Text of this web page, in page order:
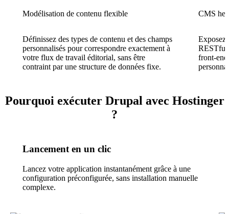
Modélisation de contenu flexible
Définissez des types de contenu et des champs
personnalisés pour correspondre exactement à
votre flux de travail éditorial, sans être
contraint par une structure de données fixe.
CMS
Exposez
RESTful
front-end
Pourquoi exécuter Drupal avec Hostinger
?
Lancement en un clic
Lancez votre application instantanément grâce à une
configuration préconfigurée, sans installation manuelle
complexe.